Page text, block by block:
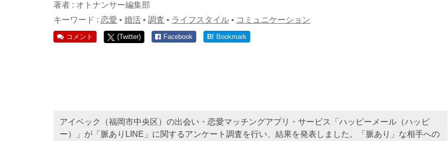
著者 : オトナンサー編集部
キーワード : 恋愛 • 婚活 • 調査 • ライフスタイル • コミュニケーション
コメント (Twitter) Facebook B! Bookmark
アイベック（福岡市中央区）の出会い・恋愛マッチングアプリ・サービス「ハッピーメール（ハッピ
ー）」が「脈ありLINE」に関するアンケート調査を行い、結果を発表しました。「脈あり」な相手への